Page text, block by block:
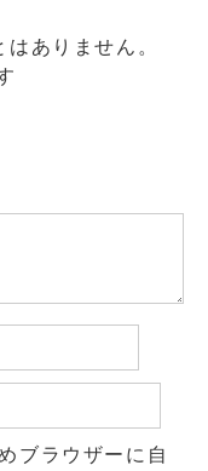
ありません。
ブラウザーに自